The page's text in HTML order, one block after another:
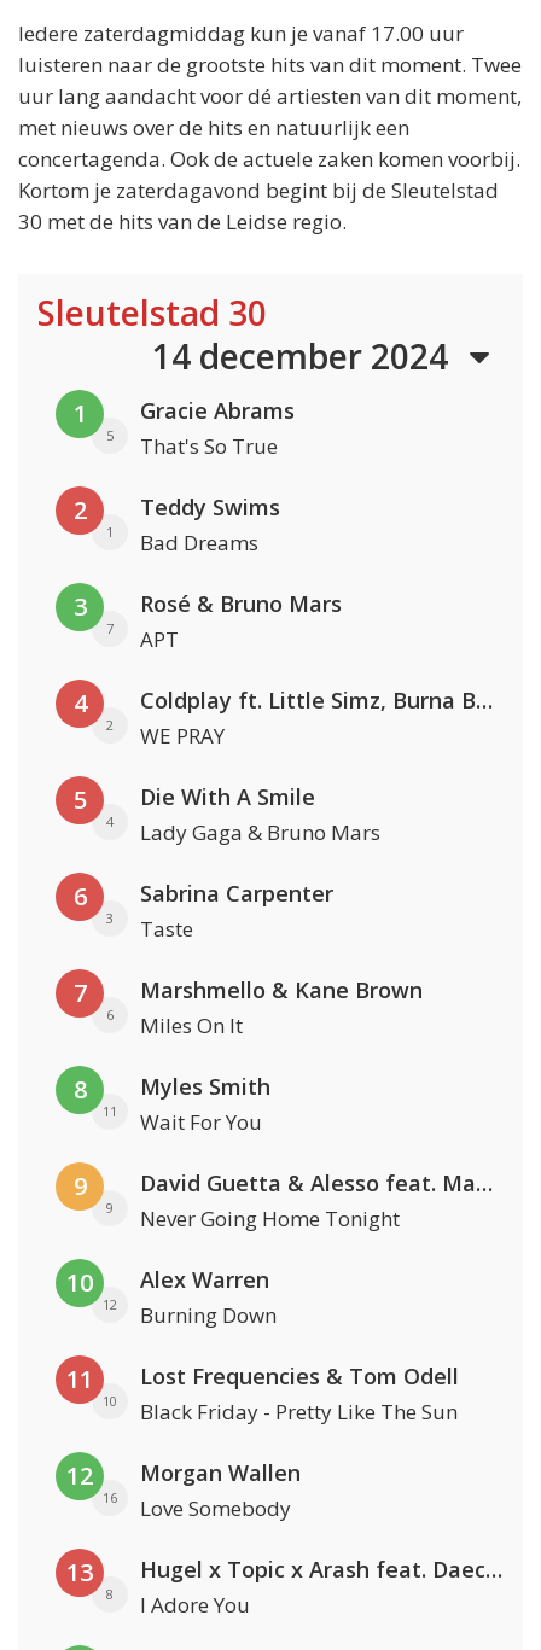
Iedere zaterdagmiddag kun je vanaf 17.00 uur
luisteren naar de grootste hits van dit moment. Twee
uur lang aandacht voor dé artiesten van dit moment,
met nieuws over de hits en natuurlijk een
concertagenda. Ook de actuele zaken komen voorbij.
Kortom je zaterdagavond begint bij de Sleutelstad
30 met de hits van de Leidse regio.
Sleutelstad 30
14 december 2024
1
5
Gracie Abrams
That's So True
2
1
Teddy Swims
Bad Dreams
3
7
Rosé & Bruno Mars
APT
4
2
Coldplay ft. Little Simz, Burna Boy, Elyanna & Tini
WE PRAY
5
4
Die With A Smile
Lady Gaga & Bruno Mars
6
3
Sabrina Carpenter
Taste
7
6
Marshmello & Kane Brown
Miles On It
8
11
Myles Smith
Wait For You
9
9
David Guetta & Alesso feat. Madison Love
Never Going Home Tonight
10
12
Alex Warren
Burning Down
11
10
Lost Frequencies & Tom Odell
Black Friday - Pretty Like The Sun
12
16
Morgan Wallen
Love Somebody
13
8
Hugel x Topic x Arash feat. Daecolm
I Adore You